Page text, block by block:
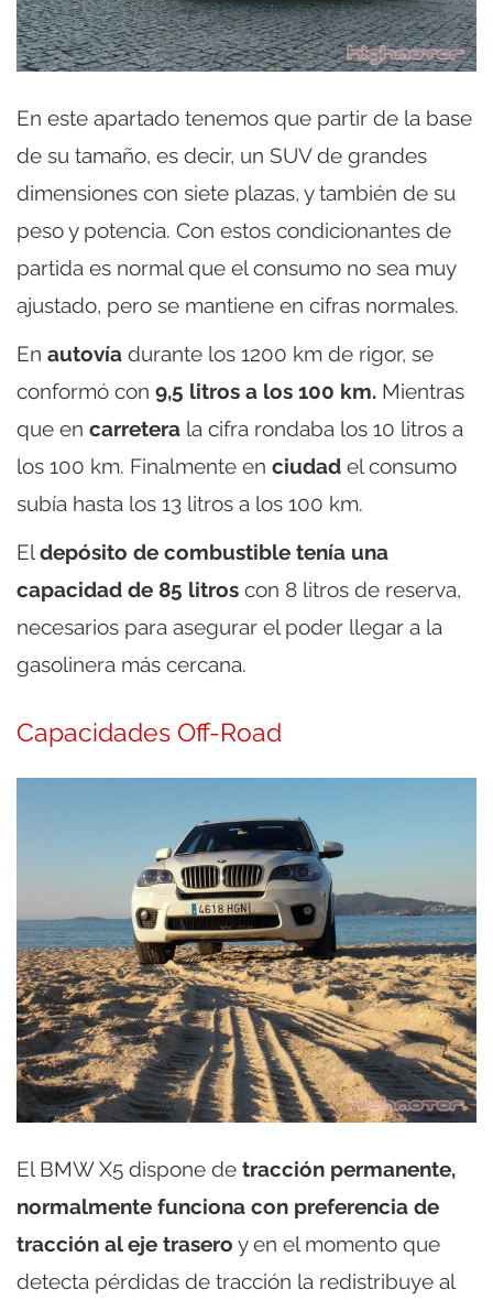
En este apartado tenemos que partir de la base
de su tamaño, es decir, un SUV de grandes
dimensiones con siete plazas, y también de su
peso y potencia. Con estos condicionantes de
partida es normal que el consumo no sea muy
ajustado, pero se mantiene en cifras normales.
En autovía durante los 1200 km de rigor, se
conformó con 9,5 litros a los 100 km. Mientras
que en carretera la cifra rondaba los 10 litros a
los 100 km. Finalmente en ciudad el consumo
subía hasta los 13 litros a los 100 km.
Eldepósito de combustible tenía una
capacidad de 85 litros con 8 litros de reserva,
necesarios para asegurar el poder llegar a la
gasolinera más cercana.
Capacidades Off-Road
El BMW X5 dispone de tracción permanente,
normalmente funciona con preferencia de
tracción al eje trasero y en el momento que
detecta pérdidas de tracción la redistribuye al